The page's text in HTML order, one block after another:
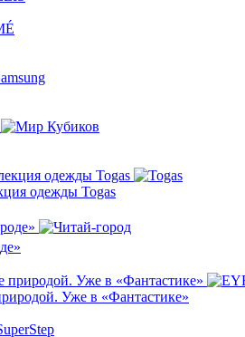
одежды Togas
Уже в «Фантастике»